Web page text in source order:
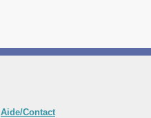
Aide/Contact